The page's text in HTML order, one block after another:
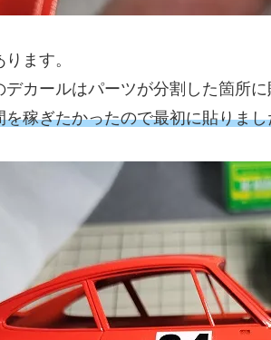
ます。
デカールはパーツが分割した箇所に
を稼ぎたかったので最初に貼りまし